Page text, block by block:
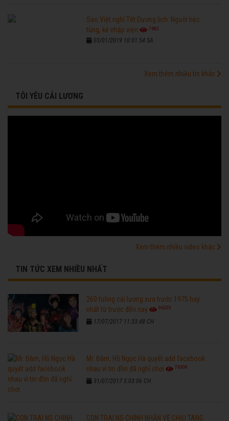
Sao Việt nghỉ Tết Dương lịch: Người tiệc
tùng, kẻ nhập viện
7682
03/01/2019 10:01:54 SA
Xem thêm nhiều tin khác
TÔI YÊU CẢI LƯƠNG
Xem thêm nhiều video khác
TIN TỨC XEM NHIỀU NHẤT
260 tuồng cải lương xưa trước 1975 hay
nhất từ trước đến nay
96205
17/07/2017 11:33:48 CH
Mr. Đàm, Hồ Ngọc Hà quyết add facebook
nhau vì tin đồn đã nghỉ chơi
76308
31/07/2017 5:03:06 CH
CON TRAI NS CHINH NHẪN VỀ CHỊU TANG